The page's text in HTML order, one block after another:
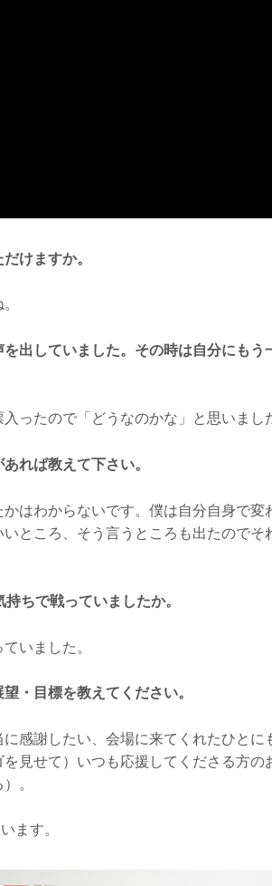
けますか。
出していました。その時は自分にもう
ったので「どうなのかな」と思いまし
れば教えて下さい。
はわからないです。僕は自分自身で変
ところ、そう言うところも出たのでそ
ちで戦っていましたか。
いました。
・目標を教えてください。
感謝したい、会場に来てくれたひとに
見せて）いつも応援してくださる方の
。
ます。